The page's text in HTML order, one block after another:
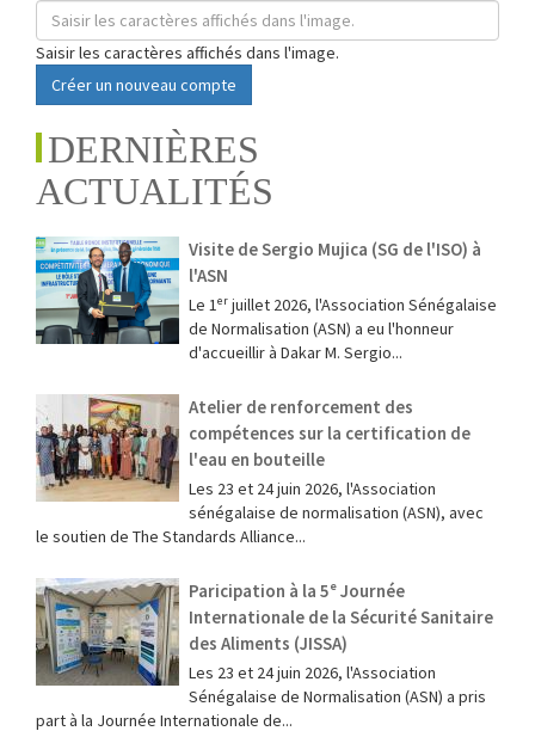
Saisir les caractères affichés dans l'image.
Créer un nouveau compte
DERNIÈRES
ACTUALITÉS
Visite de Sergio Mujica (SG de l'ISO) à
l'ASN
Le 1ᵉʳ juillet 2026, l'Association Sénégalaise
de Normalisation (ASN) a eu l'honneur
d'accueillir à Dakar M. Sergio...
Atelier de renforcement des
compétences sur la certification de
l'eau en bouteille
Les 23 et 24 juin 2026, l'Association
sénégalaise de normalisation (ASN), avec
le soutien de The Standards Alliance...
Paricipation à la 5ᵉ Journée
Internationale de la Sécurité Sanitaire
des Aliments (JISSA)
‎Les 23 et 24 juin 2026, l'Association
Sénégalaise de Normalisation (ASN) a pris
part à la Journée Internationale de...